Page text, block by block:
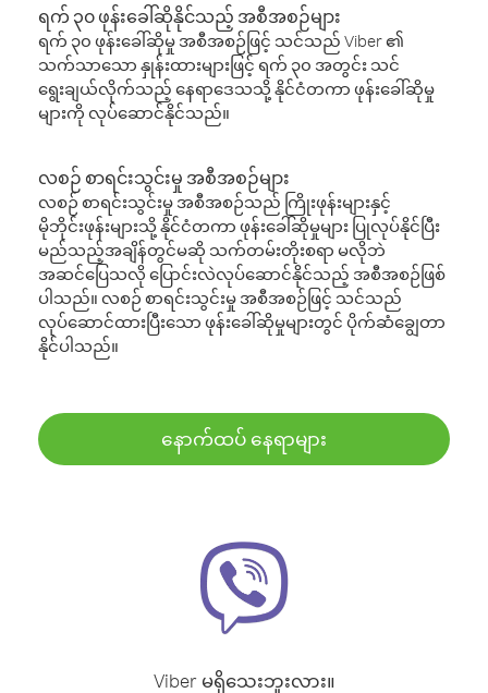
ရက် ၃၀ ဖုန်းခေါ်ဆိုနိုင်သည့် အစီအစဉ်များ
ရက် ၃၀ ဖုန်းခေါ်ဆိုမှု အစီအစဉ်ဖြင့် သင်သည် Viber ၏
သက်သာသော နှုန်းထားများဖြင့် ရက် ၃၀ အတွင်း သင်
ရွေးချယ်လိုက်သည့် နေရာဒေသသို့ နိုင်ငံတကာ ဖုန်းခေါ်ဆိုမှု
များကို လုပ်ဆောင်နိုင်သည်။
လစဉ် စာရင်းသွင်းမှု အစီအစဉ်များ
လစဉ် စာရင်းသွင်းမှု အစီအစဉ်သည် ကြိုးဖုန်းများနှင့်
မိုဘိုင်းဖုန်းများသို့ နိုင်ငံတကာ ဖုန်းခေါ်ဆိုမှုများ ပြုလုပ်နိုင်ပြီး
မည်သည့်အချိန်တွင်မဆို သက်တမ်းတိုးစရာ မလိုဘဲ
အဆင်ပြေသလို ပြောင်းလဲလုပ်ဆောင်နိုင်သည့် အစီအစဉ်ဖြစ်
ပါသည်။ လစဉ် စာရင်းသွင်းမှု အစီအစဉ်ဖြင့် သင်သည်
လုပ်ဆောင်ထားပြီးသော ဖုန်းခေါ်ဆိုမှုများတွင် ပိုက်ဆံချွေတာ
နိုင်ပါသည်။
နောက်ထပ် နေရာများ
Viber မရှိသေးဘူးလား။